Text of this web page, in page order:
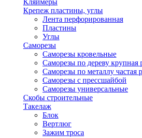
Кляймеры
Крепеж пластины, углы
Лента перфорированная
Пластины
Углы
Саморезы
Саморезы кровельные
Саморезы по дереву крупная
Саморезы по металлу частая
Саморезы с прессшайбой
Саморезы универсальные
Скобы строительные
Такелаж
Блок
Вертлюг
Зажим троса